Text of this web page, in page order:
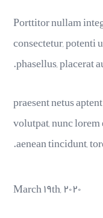
Porttitor nullam
consectetur,
phasellus, placerat
praesent netus
volutpat, nunc
aenean tincidunt,
March ۱۹th, ۲۰۲۰